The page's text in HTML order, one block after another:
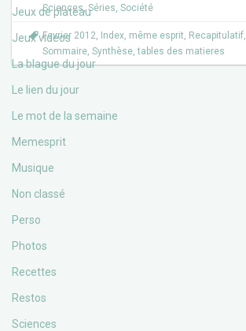
Jeux de plateau
Jeux vidéos
La blague du jour
Le lien du jour
Le mot de la semaine
Memesprit
Musique
Non classé
Perso
Photos
Recettes
Restos
Sciences
Sciences,Séries, Société
Fevrier 2012, Index, même esprit, Recapitulatif,
Sommaire, Synthèse,tables des matieres